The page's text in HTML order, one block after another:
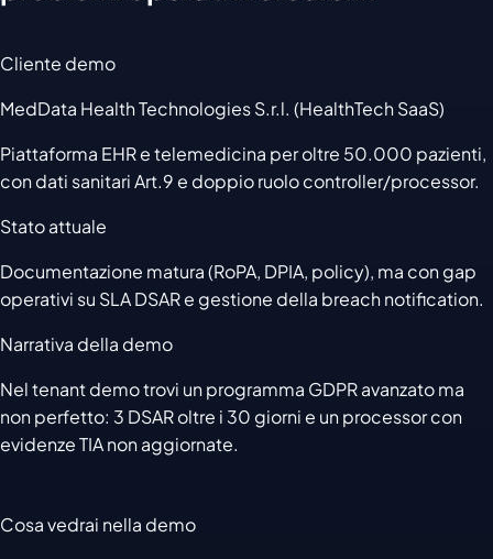
Cliente demo
MedData Health Technologies S.r.l. (HealthTech SaaS)
Piattaforma EHR e telemedicina per oltre 50.000 pazienti,
con dati sanitari Art.9 e doppio ruolo controller/processor.
Stato attuale
Documentazione matura (RoPA, DPIA, policy), ma con gap
operativi su SLA DSAR e gestione della breach notification.
Narrativa della demo
Nel tenant demo trovi un programma GDPR avanzato ma
non perfetto: 3 DSAR oltre i 30 giorni e un processor con
evidenze TIA non aggiornate.
Cosa vedrai nella demo